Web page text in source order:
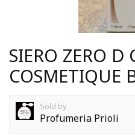
SIERO ZERO D
COSMETIQUE
Sold by
Profumeria Prioli